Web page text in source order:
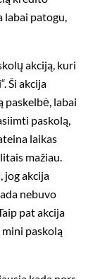
patogu,
akciją, kuri
Ši akcija
paskelbė, labai
paskolą,
laikas
mažiau.
jog akcija
nebuvo
pat akcija
paskolą